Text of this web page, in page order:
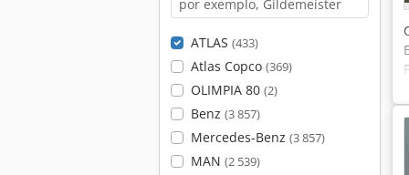
ATLAS (433)
Atlas Copco (369)
OLIMPIA 80 (2)
Benz (3 857)
Mercedes-Benz (3 857)
MAN (2 539)